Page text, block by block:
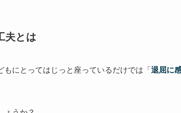
夫とは
もにとってはじっと座っているだけでは「 退屈に